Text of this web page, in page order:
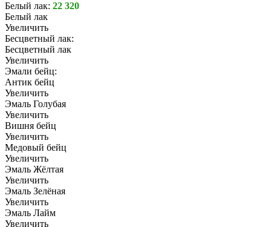
Белый лак: 22 320
Белый лак
Увеличить
Бесцветный лак:
Бесцветный лак
Увеличить
Эмали бейц:
Антик бейц
Увеличить
Эмаль Голубая
Увеличить
Вишня бейц
Увеличить
Медовый бейц
Увеличить
Эмаль Жёлтая
Увеличить
Эмаль Зелёная
Увеличить
Эмаль Лайм
Увеличить